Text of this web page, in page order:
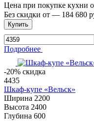
Цена при покупке кухни
Без скидки от — 184 680
Купить
Подробнее
-20% скидка
4435
Шкаф-купе «Вельск»
Ширина 2200
Высота 2400
Глубина 600